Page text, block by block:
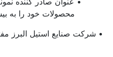
محصولات خود را به بیش از 40 کشور جهان صادر می